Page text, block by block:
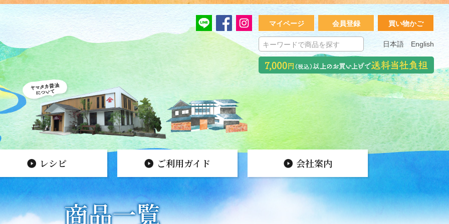
マイページ 会員登録 買い物かご
日本語 English
レシピ ご利用ガイド 会社案内
商品一覧